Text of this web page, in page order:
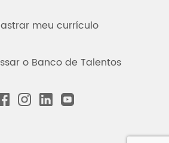
meu currículo
o Banco de Talentos
FACEBOOK
INSTAGRAM
LINKEDINYOUTUBE